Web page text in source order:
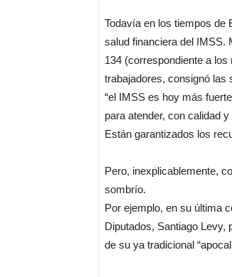
Todavía en los tiempos de
salud financiera del IMSS.
134 (correspondiente a
trabajadores, consignó las
“el IMSS es hoy más
para atender, con calidad
Están garantizados los
Pero, inexplicablemente,
sombrío.
Por ejemplo, en su última
Diputados, Santiago Levy,
de su ya tradicional